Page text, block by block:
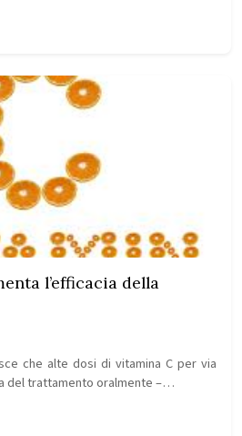
l’efficacia della
che alte dosi di vitamina C per via
del trattamento oralmente –…